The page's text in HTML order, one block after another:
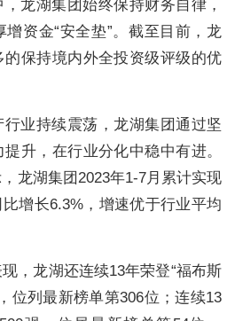
龙湖集团始终保持财务自律，
资金“安全垫”。截至目前，龙
保持境内外全投资级评级的优
业持续震荡，龙湖集团通过坚
升，在行业分化中稳中有进。
龙湖集团2023年1-7月累计实现
增长6.3%，增速优于行业平均
，龙湖还连续13年荣登“福布斯
位列最新榜单第306位；连续13